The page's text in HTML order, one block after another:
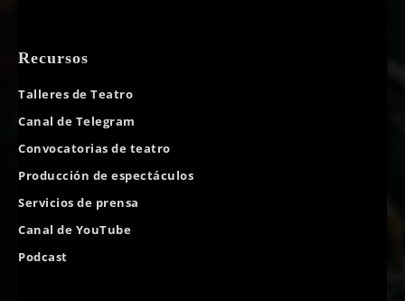
Recursos
Talleres de Teatro
Canal de Telegram
Convocatorias de teatro
Producción de espectáculos
Servicios de prensa
Canal de YouTube
Podcast